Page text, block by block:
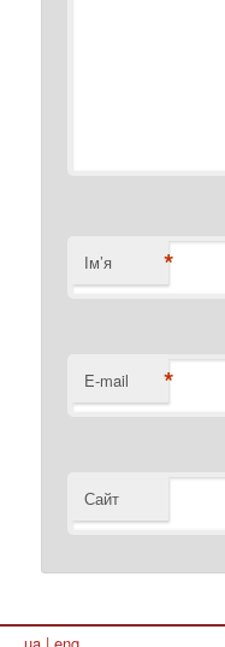
Ім’я *
E-mail *
Сайт